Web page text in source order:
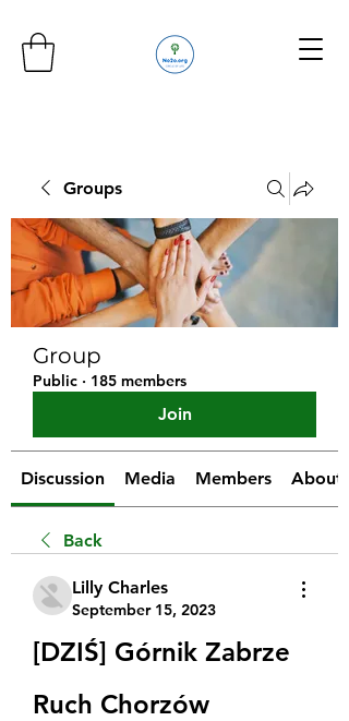
Groups
Group
Public · 185 members
Join
Discussion Media Members About
Back
Lilly Charles
September 15, 2023
[DZIŚ] Górnik Zabrze
Ruch Chorzów